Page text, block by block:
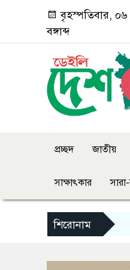
বৃহস্পতিবার,
বঙ্গাব্দ
প্রচ্ছদ জাতীয়
সাক্ষাৎকার
শিরোনাম